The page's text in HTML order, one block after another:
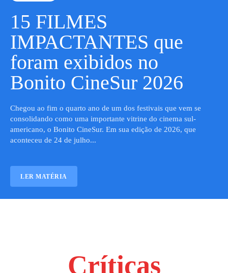
15 FILMES
IMPACTANTES que
foram exibidos no
Bonito CineSur 2026
Chegou ao fim o quarto ano de um dos festivais que vem se
consolidando como uma importante vitrine do cinema sul-
americano, o Bonito CineSur. Em sua edição de 2026, que
aconteceu de 24 de julho...
LER MATÉRIA
Críticas